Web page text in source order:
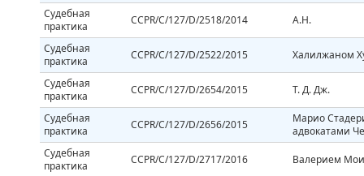
Судебная
практика
CCPR/C/127/D/2518/2014 А.Н.
Судебная
практика
CCPR/C/127/D/2522/2015 Халилжаном
Судебная
практика
CCPR/C/127/D/2654/2015 T. Д. Дж.
Судебная
практика
CCPR/C/127/D/2656/2015
Марио
адвокатами
Судебная
практика
CCPR/C/127/D/2717/2016 Валерием